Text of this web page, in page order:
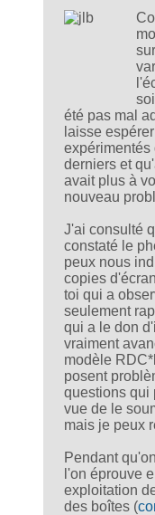
été pas mal
laisse
expérimentés
derniers et
avait plus à
nouveau
J'ai consulté
constaté le
peux nous
copies
toi qui a
seulement
qui a le don
vraiment
modèle
posent
questions qui
vue de le
mais je peux
Pendant
l'on éprouve
exploitation
des boîtes (